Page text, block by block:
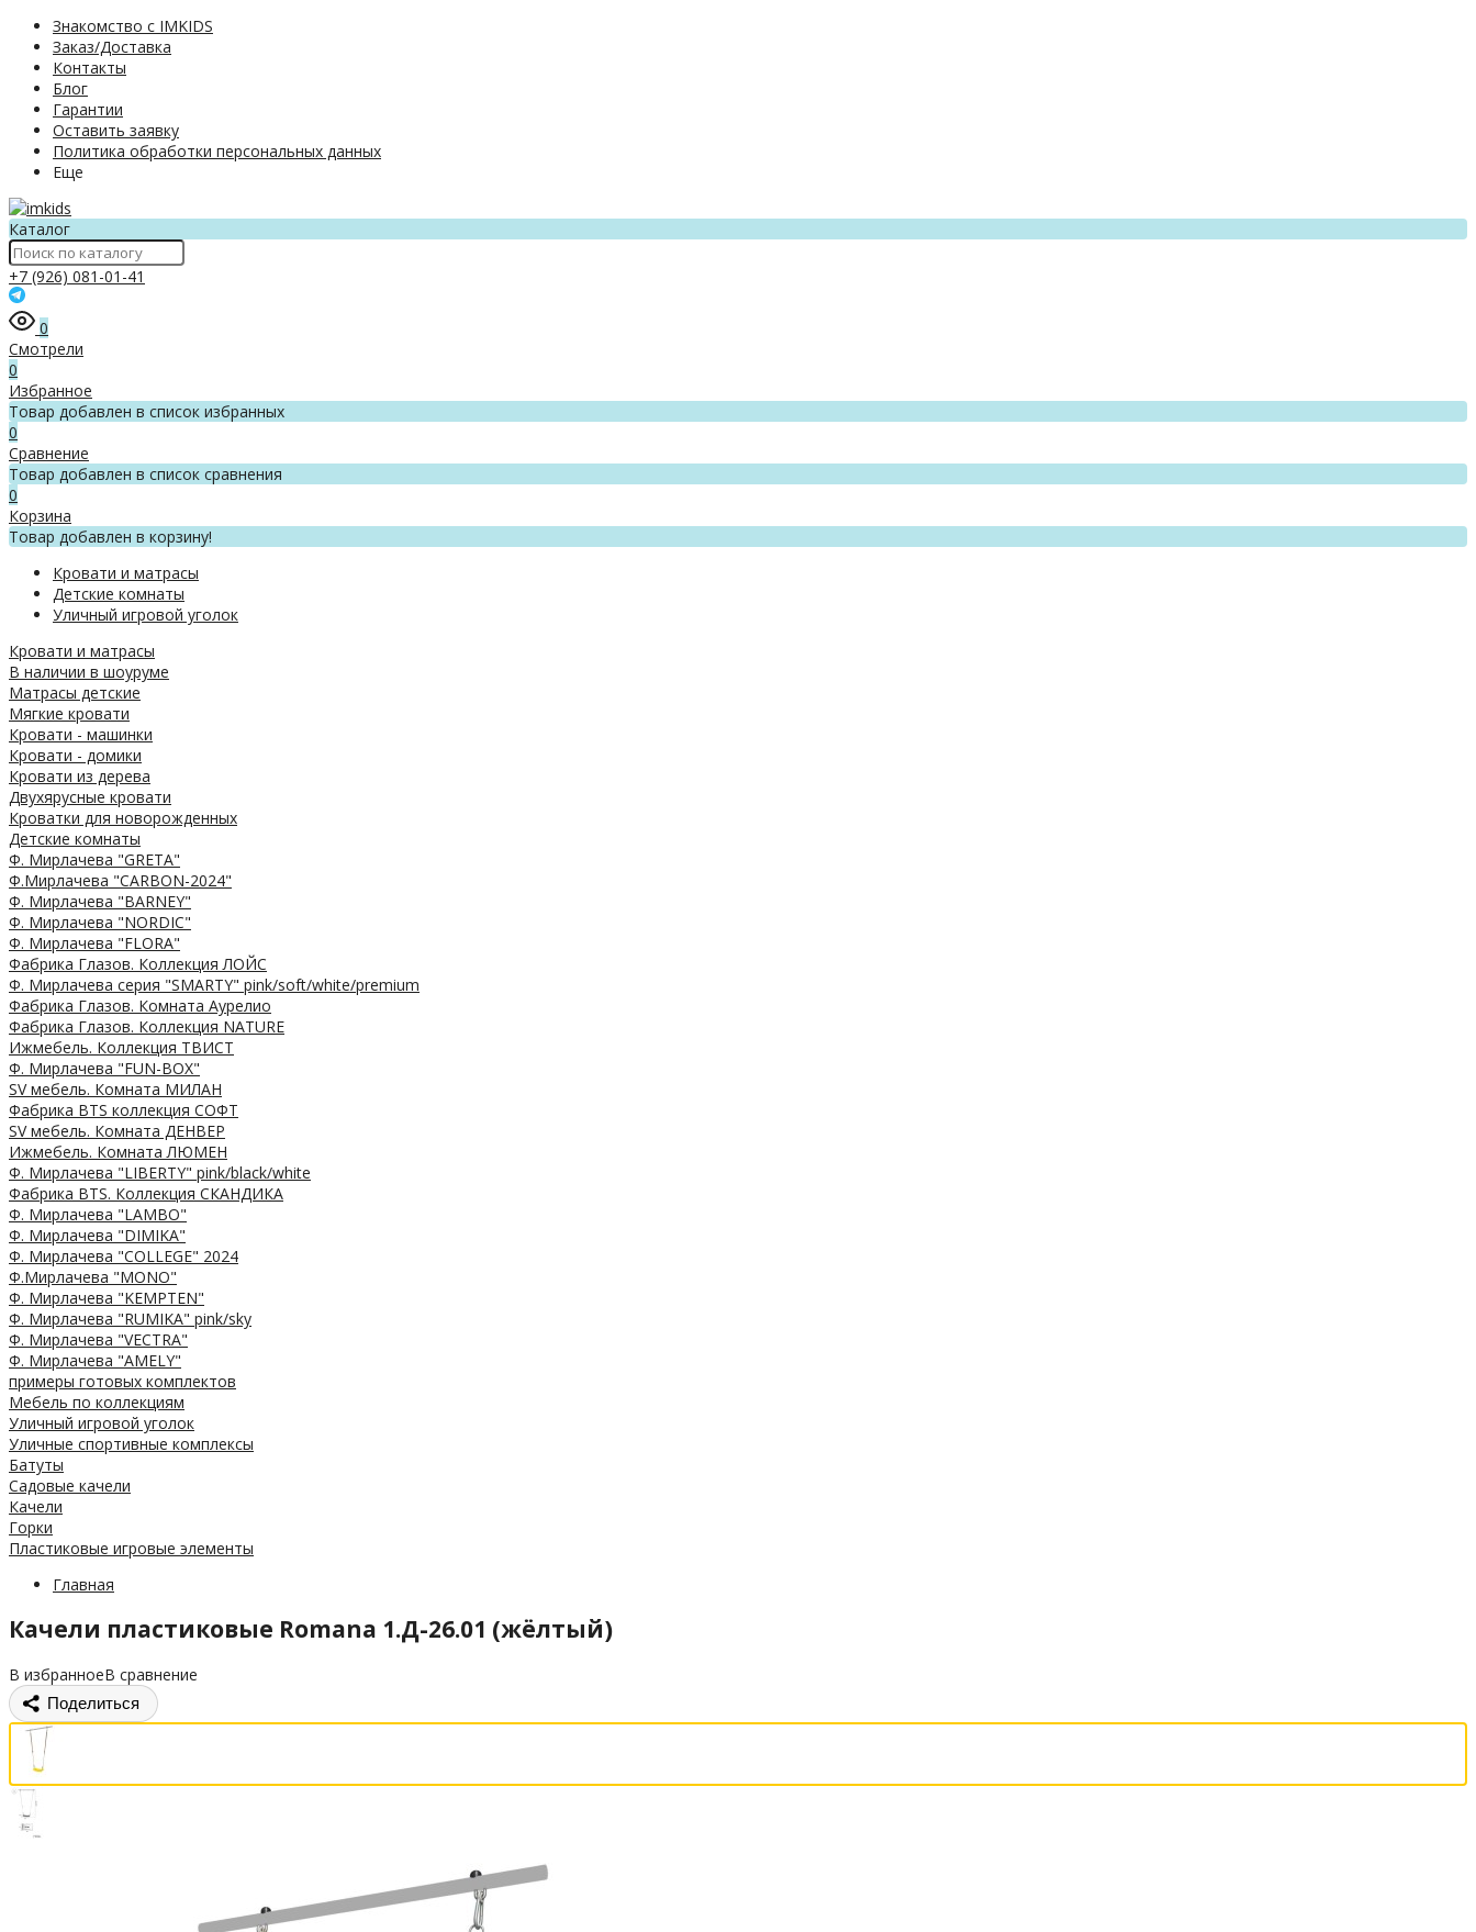
Знакомство с IMKIDS
Заказ/Доставка
Контакты
Блог
Гарантии
Оставить заявку
Политика обработки персональных данных
Еще
Каталог
+7 (926) 081-01-41
0
Смотрели
0
Избранное
Товар добавлен в список избранных
0
Сравнение
Товар добавлен в список сравнения
0
Корзина
Товар добавлен в корзину!
Кровати и матрасы
Детские комнаты
Уличный игровой уголок
Кровати и матрасы
В наличии в шоуруме
Матрасы детские
Мягкие кровати
Кровати - машинки
Кровати - домики
Кровати из дерева
Двухярусные кровати
Кроватки для новорожденных
Детские комнаты
Ф. Мирлачева "GRETA"
Ф.Мирлачева "CARBON-2024"
Ф. Мирлачева "BARNEY"
Ф. Мирлачева "NORDIC"
Ф. Мирлачева "FLORA"
Фабрика Глазов. Коллекция ЛОЙС
Ф. Мирлачева серия "SMARTY" pink/soft/white/premium
Фабрика Глазов. Комната Аурелио
Фабрика Глазов. Коллекция NATURE
Ижмебель. Коллекция ТВИСТ
Ф. Мирлачева "FUN-BOX"
SV мебель. Комната МИЛАН
Фабрика BTS коллекция СОФТ
SV мебель. Комната ДЕНВЕР
Ижмебель. Комната ЛЮМЕН
Ф. Мирлачева "LIBERTY" pink/black/white
Фабрика BTS. Коллекция СКАНДИКА
Ф. Мирлачева "LAMBO"
Ф. Мирлачева "DIMIKA"
Ф. Мирлачева "COLLEGE" 2024
Ф.Мирлачева "MONO"
Ф. Мирлачева "KEMPTEN"
Ф. Мирлачева "RUMIKA" pink/sky
Ф. Мирлачева "VECTRA"
Ф. Мирлачева "AMELY"
примеры готовых комплектов
Мебель по коллекциям
Уличный игровой уголок
Уличные спортивные комплексы
Батуты
Садовые качели
Качели
Горки
Пластиковые игровые элементы
Главная
Качели пластиковые Romana 1.Д-26.01 (жёлтый)
В избранноеВ сравнение
Поделиться